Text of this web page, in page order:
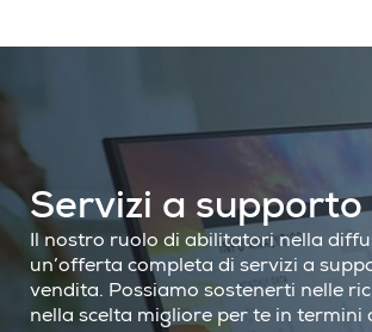
Servizi a supporto
Il nostro ruolo di abilitatori nella
un’offerta completa di servizi a
vendita. Possiamo sostenerti nelle
nella scelta migliore per te in